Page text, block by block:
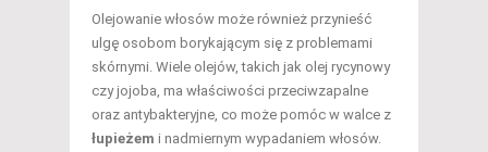
Olejowanie włosów może również przynieść
ulgę osobom borykającym się z problemami
skórnymi. Wiele olejów, takich jak olej rycynowy
czy jojoba, ma właściwości przeciwzapalne
oraz antybakteryjne, co może pomóc w walce z
łupieżem i nadmiernym wypadaniem włosów.